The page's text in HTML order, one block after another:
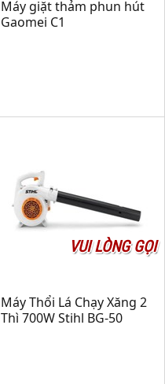
Máy giặt thảm phun hút
Gaomei C1
VUI LÒNG GỌI
Máy Thổi Lá Chạy Xăng 2
Thì 700W Stihl BG-50